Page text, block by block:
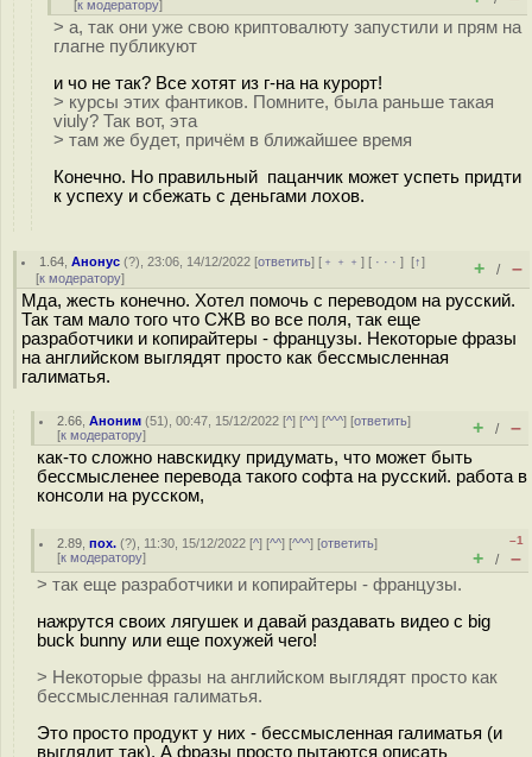
[к модератору]
> а, так они уже свою криптовалюту запустили и прям на
глагне публикуют
и чо не так? Все хотят из г-на на курорт!
> курсы этих фантиков. Помните, была раньше такая
viuly? Так вот, эта
> там же будет, причём в ближайшее время
Конечно. Но правильный пацанчик может успеть придти
к успеху и сбежать с деньгами лохов.
1.64 ,Анонус (?), 23:06, 14/12/2022 [ответить] [ ﹢﹢﹢] [ · · ·][↑]
[к модератору] + / –
Мда, жесть конечно. Хотел помочь с переводом на русский.
Так там мало того что СЖВ во все поля, так еще
разработчики и копирайтеры - французы. Некоторые фразы
на английском выглядят просто как бессмысленная
галиматья.
2.66 ,Аноним (51), 00:47, 15/12/2022 [^] [^^] [^^^] [ответить]
[к модератору] + / –
как-то сложно навскидку придумать, что может быть
бессмысленее перевода такого софта на русский. работа в
консоли на русском,
2.89 ,пох. (?), 11:30, 15/12/2022 [^] [^^] [^^^] [ответить]
[к модератору]
–1
+ / –
> так еще разработчики и копирайтеры - французы.
нажрутся своих лягушек и давай раздавать видео с big
buck bunny или еще похужей чего!
> Некоторые фразы на английском выглядят просто как
бессмысленная галиматья.
Это просто продукт у них - бессмысленная галиматья (и
выглядит так). А фразы просто пытаются описать